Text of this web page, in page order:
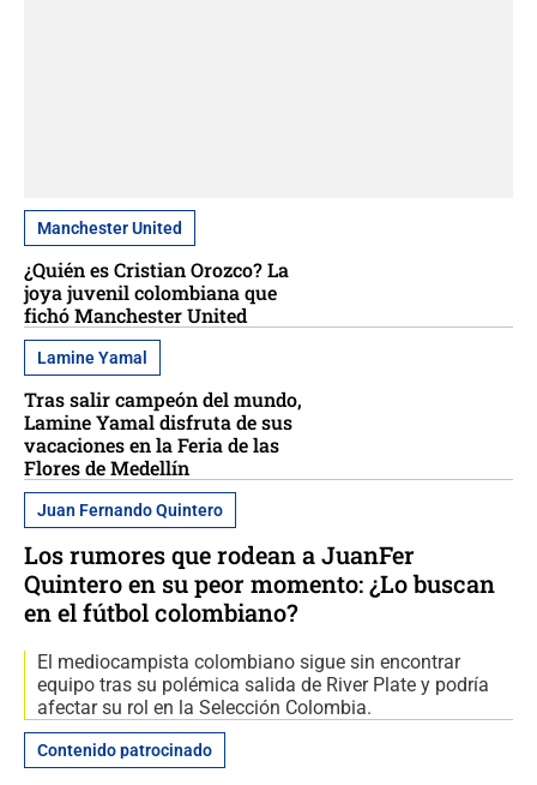
Manchester United
¿Quién es Cristian Orozco? La
joya juvenil colombiana que
fichó Manchester United
Lamine Yamal
Tras salir campeón del mundo,
Lamine Yamal disfruta de sus
vacaciones en la Feria de las
Flores de Medellín
Juan Fernando Quintero
Los rumores que rodean a JuanFer
Quintero en su peor momento: ¿Lo buscan
en el fútbol colombiano?
El mediocampista colombiano sigue sin encontrar
equipo tras su polémica salida de River Plate y podría
afectar su rol en la Selección Colombia.
Contenido patrocinado